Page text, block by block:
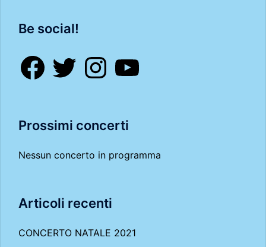
Be social!
FacebookTwitter InstagramYouTube
Prossimi concerti
Nessun concerto in programma
Articoli recenti
CONCERTO NATALE 2021